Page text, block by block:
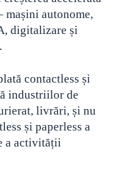
mașini autonome,
digitalizare și
contactless și
industriilor de
livrări, și nu
și paperless a
a activității